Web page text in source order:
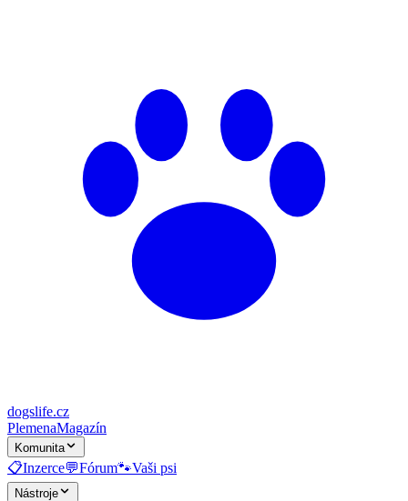
dogslife.cz
PlemenaMagazín
Komunita
📋Inzerce💬Fórum🐾Vaši psi
Nástroje